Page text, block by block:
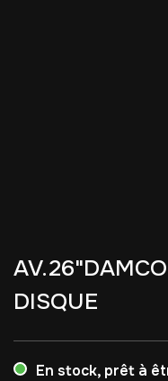
DISQUE
En stock, prêt à